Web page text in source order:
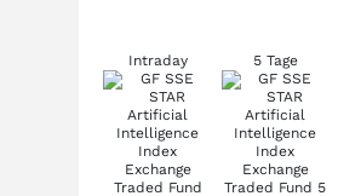
Intraday 5 Tage